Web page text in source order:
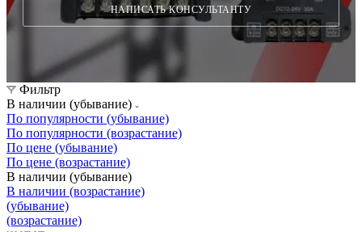
НАПИСАТЬ КОНСУЛЬТАНТУ
Фильтр
В наличии (убывание)
По популярности (убывание)
По популярности (возрастание)
По цене (убывание)
По цене (возрастание)
В наличии (убывание)
В наличии (возрастание)
(убывание)
(возрастание)